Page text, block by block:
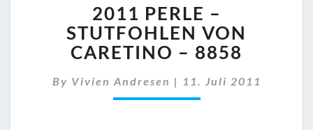
PERLE
–
STUTFOHLEN
VON
–
8858
2011 PERLE –
STUTFOHLEN VON
CARETINO – 8858
By Vivien Andresen | 11. Juli 2011